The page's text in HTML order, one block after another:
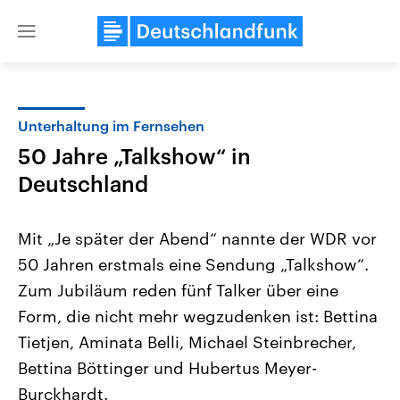
Close
Landtagswahl Sachsen-Anhalt
2026
Alle Informationen
Sachsen-Anhalt wählt am 6.
September 2026 einen neuen
Bundesland von einer Koalition aus
USA
Aktuelle Beiträge,
Hintergründe
Wirtschaftlich und
gehören die Vereinigten
Unterhaltung im Fernsehen
50 Jahre „Talkshow“ in
Deutschland
Mit „Je später der Abend“ nannte der WDR vor
50 Jahren erstmals eine Sendung „Talkshow“.
Zum Jubiläum reden fünf Talker über eine
Form, die nicht mehr wegzudenken ist: Bettina
Tietjen, Aminata Belli, Michael Steinbrecher,
Bettina Böttinger und Hubertus Meyer-
Burckhardt.